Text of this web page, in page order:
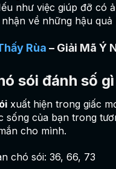
như việc giúp đỡ có
về những hậu quả
Rùa – Giải Mã Ý
sói đánh số
xuất hiện trong giấc
sống của bạn trong
cho mình.
chó sói: 36, 66, 73